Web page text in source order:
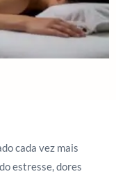
cada vez mais
estresse, dores